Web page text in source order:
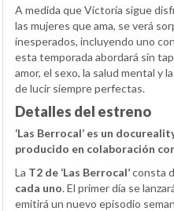
A medida que Victoria sigue
las mujeres que ama, se verá
inesperados, incluyendo uno
esta temporada abordará sin
amor, el sexo, la salud mental y
de lucir siempre perfectas.
Detalles del estreno
‘Las Berrocal’ es un
producido en colaboración
La T2 de ‘Las Berrocal’consta
cada uno. El primer día se
emitirá un nuevo episodio